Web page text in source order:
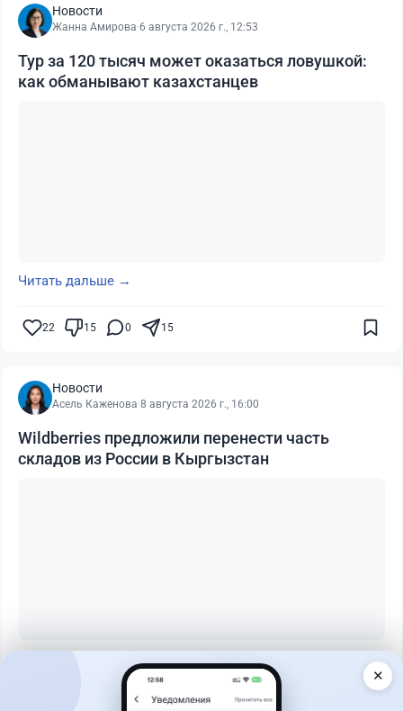
Новости
Жанна Амирова·6 августа 2026 г., 12:53
Тур за 120 тысяч может оказаться ловушкой:
как обманывают казахстанцев
Читать дальше →
22 15 0 15
Новости
Асель Каженова·8 августа 2026 г., 16:00
Wildberries предложили перенести часть
складов из России в Кыргызстан
0
✕